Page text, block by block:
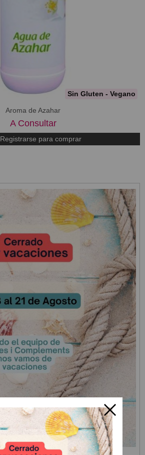
Sin Gluten - Vegano
Aroma de Azahar
A Consultar
Registrarse para comprar